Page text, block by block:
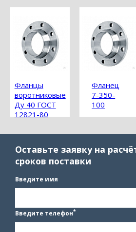
Фланцы
воротниковые
Ду 40 ГОСТ
12821-80
Фланец
7-350-
100
Оставьте заявку на
сроков поставки
Введите имя
Введите телефон*